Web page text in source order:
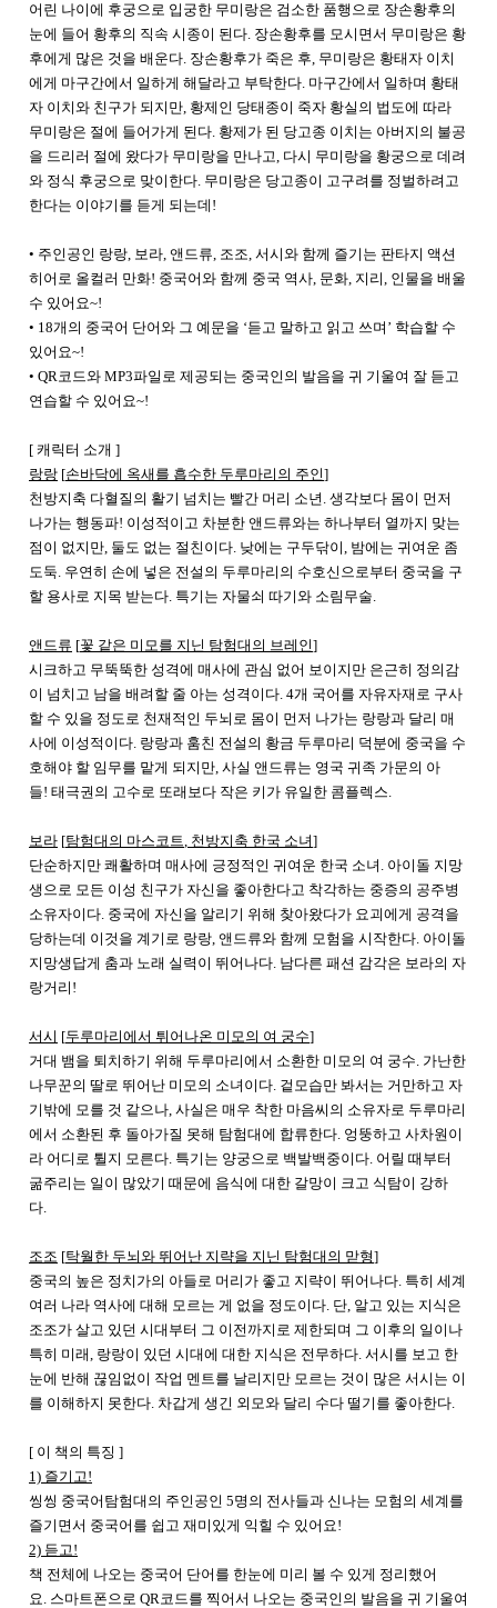
어린 나이에 후궁으로 입궁한 무미랑은 검소한 품행으로 장손황후의
눈에 들어 황후의 직속 시종이 된다. 장손황후를 모시면서 무미랑은 황
후에게 많은 것을 배운다. 장손황후가 죽은 후, 무미랑은 황태자 이치
에게 마구간에서 일하게 해달라고 부탁한다. 마구간에서 일하며 황태
자 이치와 친구가 되지만, 황제인 당태종이 죽자 황실의 법도에 따라
무미랑은 절에 들어가게 된다. 황제가 된 당고종 이치는 아버지의 불공
을 드리러 절에 왔다가 무미랑을 만나고, 다시 무미랑을 황궁으로 데려
와 정식 후궁으로 맞이한다. 무미랑은 당고종이 고구려를 정벌하려고
한다는 이야기를 듣게 되는데!
• 주인공인 랑랑, 보라, 앤드류, 조조, 서시와 함께 즐기는 판타지 액션
히어로 올컬러 만화! 중국어와 함께 중국 역사, 문화, 지리, 인물을 배울
수 있어요~!
• 18개의 중국어 단어와 그 예문을 ‘듣고 말하고 읽고 쓰며 ’ 학습할 수
있어요~!
• QR코드와 MP3파일로 제공되는 중국인의 발음을 귀 기울여 잘 듣고
연습할 수 있어요~!
[ 캐릭터 소개 ]
랑랑 [손바닥에 옥새를 흡수한 두루마리의 주인]
천방지축 다혈질의 활기 넘치는 빨간 머리 소년 . 생각보다 몸이 먼저
나가는 행동파! 이성적이고 차분한 앤드류와는 하나부터 열까지 맞는
점이 없지만, 둘도 없는 절친이다. 낮에는 구두닦이, 밤에는 귀여운 좀
도둑. 우연히 손에 넣은 전설의 두루마리의 수호신으로부터 중국을 구
할 용사로 지목 받는다. 특기는 자물쇠 따기와 소림무술.
앤드류 [꽃 같은 미모를 지닌 탐험대의 브레인]
시크하고 무뚝뚝한 성격에 매사에 관심 없어 보이지만 은근히 정의감
이 넘치고 남을 배려할 줄 아는 성격이다. 4개 국어를 자유자재로 구사
할 수 있을 정도로 천재적인 두뇌로 몸이 먼저 나가는 랑랑과 달리 매
사에 이성적이다. 랑랑과 훔친 전설의 황금 두루마리 덕분에 중국을 수
호해야 할 임무를 맡게 되지만, 사실 앤드류는 영국 귀족 가문의 아
들! 태극권의 고수로 또래보다 작은 키가 유일한 콤플렉스.
보라 [탐험대의 마스코트, 천방지축 한국 소녀]
단순하지만 쾌활하며 매사에 긍정적인 귀여운 한국 소녀 . 아이돌 지망
생으로 모든 이성 친구가 자신을 좋아한다고 착각하는 중증의 공주병
소유자이다. 중국에 자신을 알리기 위해 찾아왔다가 요괴에게 공격을
당하는데 이것을 계기로 랑랑, 앤드류와 함께 모험을 시작한다. 아이돌
지망생답게 춤과 노래 실력이 뛰어나다. 남다른 패션 감각은 보라의 자
랑거리 !
서시 [두루마리에서 튀어나온 미모의 여 궁수]
거대 뱀을 퇴치하기 위해 두루마리에서 소환한 미모의 여 궁수. 가난한
나무꾼의 딸로 뛰어난 미모의 소녀이다. 겉모습만 봐서는 거만하고 자
기밖에 모를 것 같으나, 사실은 매우 착한 마음씨의 소유자로 두루마리
에서 소환된 후 돌아가질 못해 탐험대에 합류한다. 엉뚱하고 사차원이
라 어디로 튈지 모른다. 특기는 양궁으로 백발백중이다. 어릴 때부터
굶주리는 일이 많았기 때문에 음식에 대한 갈망이 크고 식탐이 강하
다.
조조 [탁월한 두뇌와 뛰어난 지략을 지닌 탐험대의 맏형]
중국의 높은 정치가의 아들로 머리가 좋고 지략이 뛰어나다. 특히 세계
여러 나라 역사에 대해 모르는 게 없을 정도이다. 단, 알고 있는 지식은
조조가 살고 있던 시대부터 그 이전까지로 제한되며 그 이후의 일이나
특히 미래, 랑랑이 있던 시대에 대한 지식은 전무하다. 서시를 보고 한
눈에 반해 끊임없이 작업 멘트를 날리지만 모르는 것이 많은 서시는 이
를 이해하지 못한다. 차갑게 생긴 외모와 달리 수다 떨기를 좋아한다.
[ 이 책의 특징 ]
1) 즐기고!
씽씽 중국어탐험대의 주인공인 5명의 전사들과 신나는 모험의 세계를
즐기면서 중국어를 쉽고 재미있게 익힐 수 있어요!
2) 듣고!
책 전체에 나오는 중국어 단어를 한눈에 미리 볼 수 있게 정리했어
요. 스마트폰으로 QR코드를 찍어서 나오는 중국인의 발음을 귀 기울여